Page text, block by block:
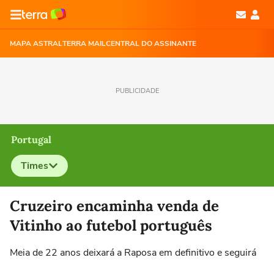
MAPA ASTRALTERRA MAILCENTRAL DO ASSINANTE
PUBLICIDADE
Portugal
Times
Selecione o time para ver as notícias
Cruzeiro encaminha venda de
Vitinho ao futebol português
Meia de 22 anos deixará a Raposa em definitivo e seguirá